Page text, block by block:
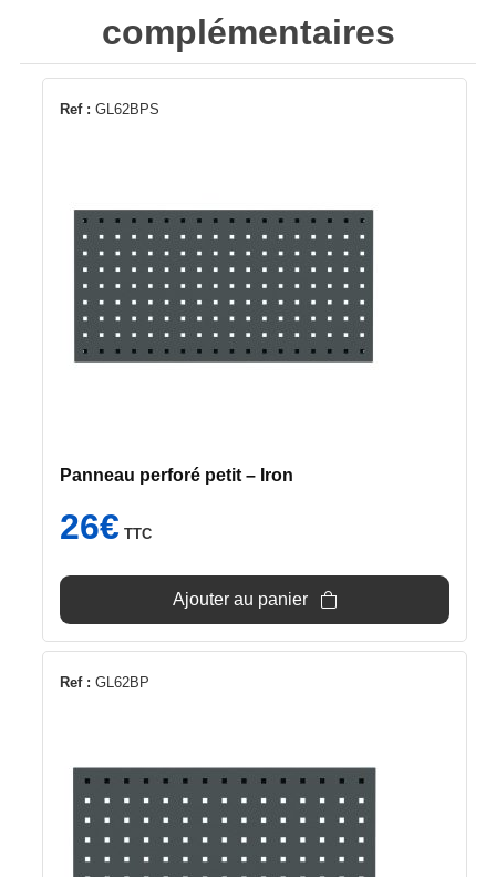
complémentaires
Ref : GL62BPS
Panneau perforé petit – Iron
26€ TTC
Ajouter au panier
Ref : GL62BP